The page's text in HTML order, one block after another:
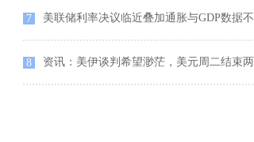
7 美联储利率决议临近叠加通胀与GDP数据不确定性，美元指数维持小幅震荡
8 资讯：美伊谈判希望渺茫，美元周二结束两日跌势；金价测试4500关口，油价飙升超3%